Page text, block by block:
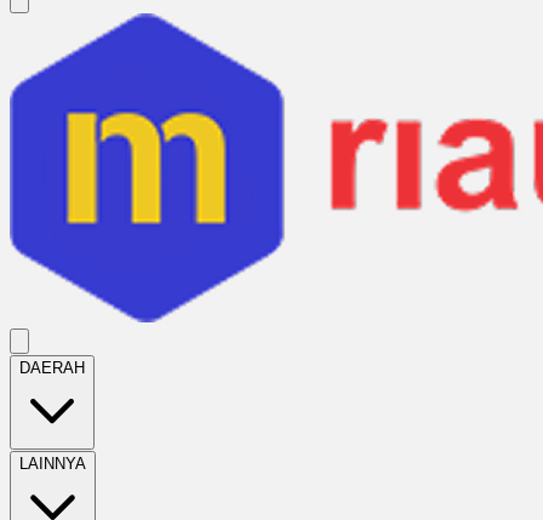
DAERAH
LAINNYA